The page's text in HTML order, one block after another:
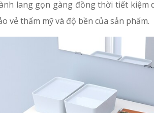
lang gọn gàng đồng thời tiết kiệm
vẻ thẩm mỹ và độ bền của sản phẩm.